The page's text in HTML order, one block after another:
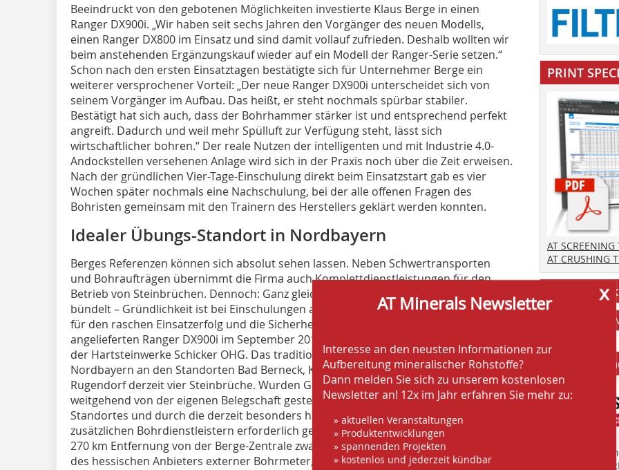
Beeindruckt von den gebotenen Möglichkeiten investierte Klaus Berge in einen
Ranger DX900i. „Wir haben seit sechs Jahren den Vorgänger des neuen Modells,
einen Ranger DX800 im Einsatz und sind damit vollauf zufrieden. Deshalb wollten wir
beim anstehenden Ergänzungskauf wieder auf ein Modell der Ranger-Serie setzen.“
Schon nach den ersten Einsatztagen bestätigte sich für Unternehmer Berge ein
weiterer versprochener Vorteil: „Der neue Ranger DX900i unterscheidet sich von
seinem Vorgänger im Aufbau. Das heißt, er steht nochmals spürbar stabiler.
Bestätigt hat sich auch, dass der Bohrhammer stärker ist und entsprechend perfekt
angreift. Dadurch und weil mehr Spülluft zur Verfügung steht, lässt sich
wirtschaftlicher bohren.“ Der reale Nutzen der intelligenten und mit Industrie 4.0-
Andockstellen versehenen Anlage wird sich in der Praxis noch über die Zeit erweisen.
Nach der gründlichen Vier-Tage-Einschulung direkt beim Einsatzstart gab es vier
Wochen später nochmals eine Nachschulung, bei der alle offenen Fragen des
Bohristen gemeinsam mit den Trainern des Herstellers geklärt werden konnten.
Idealer Übungs-Standort in Nordbayern
Berges Referenzen können sich absolut sehen lassen. Neben Schwertransporten
und Bohraufträgen übernimmt die Firma auch Komplettdienstleistungen für den
Betrieb von Steinbrüchen. Dennoch: Ganz gleich wie viel Erfahrung ein Unternehmen
bündelt – Gründlichkeit ist bei Einschulungen auf völlig neuen Geräten das A und O
für den raschen Einsatzerfolg und die Sicherheit. Trainiert wurde mit dem frisch
angelieferten Ranger DX900i im September 2018 im Diabas-Steinbruch Kupferberg
der Hartsteinwerke Schicker OHG. Das traditionsreiche Unternehmen betreibt in
Nordbayern an den Standorten Bad Berneck, Kupferberg, Stadtsteinach und
Rugendorf derzeit vier Steinbrüche. Wurden Gewinnung und Aufbereitung bislang
weitgehend von der eigenen Belegschaft gestemmt, ist seit dem Zukauf des vierten
Standortes und durch die derzeit besonders hohe Nachfrage die Einbindung von
zusätzlichen Bohrdienstleistern erforderlich geworden. Der Standort liegt mit
270 km Entfernung von der Berge-Zentrale zwar jenseits des üblichen Einsatzradius
des hessischen Anbieters externer Bohrmeter, die im Kern mit 70 km, im Bedarfsfall
x
AT Minerals Newsletter
Interesse an den neusten Informationen zur
Aufbereitung mineralischer Rohstoffe?
Dann melden Sie sich zu unserem kostenlosen
Newsletter an! 12x im Jahr erfahren Sie mehr zu:
» aktuellen Veranstaltungen
» Produktentwicklungen
» spannenden Projekten
» kostenlos und jederzeit kündbar
PRINT
AT
AT CRUSHING
Anbieter
Finden Sie